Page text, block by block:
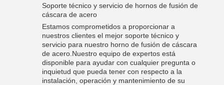
Soporte técnico y servicio de hornos de fusión de
cáscara de acero
Estamos comprometidos a proporcionar a
nuestros clientes el mejor soporte técnico y
servicio para nuestro horno de fusión de cáscara
de acero.Nuestro equipo de expertos está
disponible para ayudar con cualquier pregunta o
inquietud que pueda tener con respecto a la
instalación, operación y mantenimiento de su